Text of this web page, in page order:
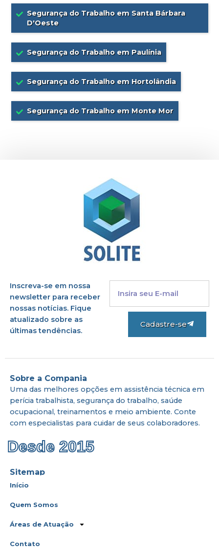
Segurança do Trabalho em Santa Bárbara
D'Oeste
Segurança do Trabalho em Paulínia
Segurança do Trabalho em Hortolândia
Segurança do Trabalho em Monte Mor
Inscreva-se em nossa
newsletter para receber
nossas notícias. Fique
atualizado sobre as
últimas tendências.
Cadastre-se
Sobre a Compania
Uma das melhores opções em assistência técnica em
perícia trabalhista, segurança do trabalho, saúde
ocupacional, treinamentos e meio ambiente. Conte
com especialistas para cuidar de seus colaboradores.
Desde 2015
Sitemap
Início
Quem Somos
Áreas de Atuação
Contato